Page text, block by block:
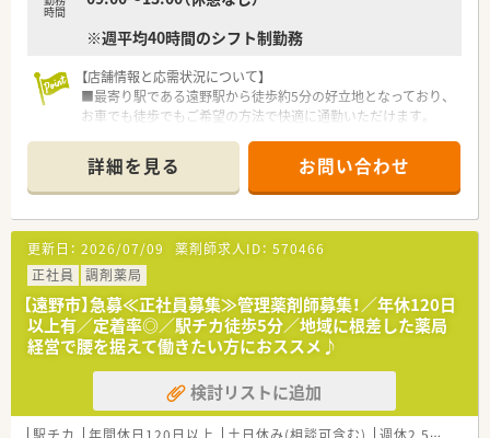
時間
※週平均40時間のシフト制勤務
【店舗情報と応需状況について】
■最寄り駅である遠野駅から徒歩約5分の好立地となっており、
お車でも徒歩でもご希望の方法で快適に通勤いただけます。
おり、1日あたりの平均応需枚数は約85枚ほどとなっています。
■現在は薬剤師2名と医療事務スタッフが在籍しており、お互い
にしっかりと協力し合いながら日々の業務を行っています。
【法人特徴について】
■岩手県内にて調剤薬局を2店舗展開しており、地域の健康を支
え続けている非常に安定した地域密着型の企業です。
■母体が歴史ある医薬品卸業の会社であるため経営基盤が強固
であり、将来的にも安心して腰を据えて働けます。
■社員を非常に大切にする社風が根づいており、風通しが良く何
かあってもすぐに相談しやすい環境が魅力です。
【こんな方にオススメ】
■地元にしっかりと根を張り、地域密着の環境で一人ひとりの患
者様と長く深く関わっていきたい方にオススメです。
詳細を見る お問い合わせ
更新日： 2026/07/09 薬剤師求人ID： 570466
正社員
調剤薬局
【遠野市】急募≪正社員募集≫管理薬剤師募集！／年休120日
以上有／定着率◎／駅チカ徒歩5分／地域に根差した薬局
経営で腰を据えて働きたい方におススメ♪
検討リストに追加